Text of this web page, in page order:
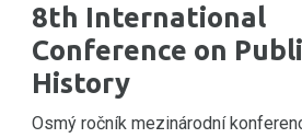
8th International
Conference on
History
Osmý ročník mezinárodní